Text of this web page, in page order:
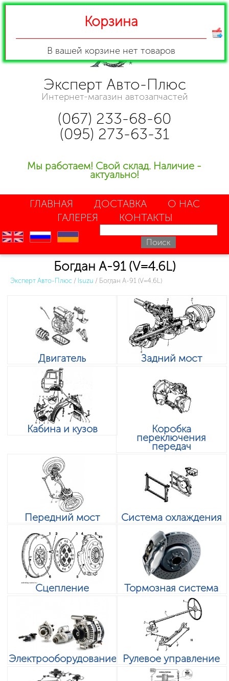
Эксперт Авто-Плюс
Интернет-магазин автозапчастей
(067) 233-68-60
(095) 273-63-31
Мы работаем! Свой склад. Наличие -
актуально!
ГЛАВНАЯ ДОСТАВКА
О НАС
ГАЛЕРЕЯ
КОНТАКТЫ
en ru uk
Богдан А-91 (V=4.6L)
Эксперт Авто-Плюс / Isuzu / Богдан А-91 (V=4.6L)
Двигатель Задний мост
Кабина и кузов Коробка
переключения
передач
Передний мост Система охлаждения
Сцепление Тормозная система
Электрооборудование Рулевое управление
Корзина
В вашей корзине нет товаров